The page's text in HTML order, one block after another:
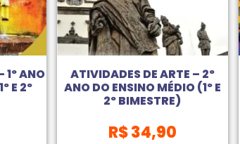
1º ANO
E 2º
ATIVIDADES DE ARTE – 2º
ANO DO ENSINO MÉDIO (1º E
2º BIMESTRE)
R$34,90